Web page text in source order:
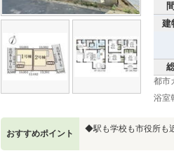
建
都市
浴室
おすすめポイント ◆駅も学校も市役所も